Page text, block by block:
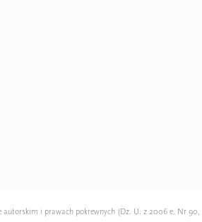
i prawach pokrewnych (Dz. U. z 2006 e. Nr 90,